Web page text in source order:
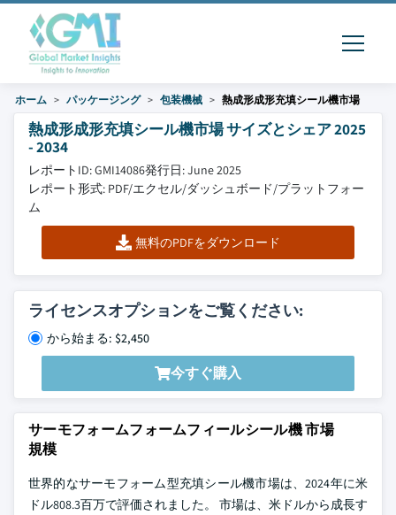
ホーム パッケージング 包装機械 熱成形成形充填シール機市場
熱成形成形充填シール機市場 サイズとシェア 2025
- 2034
レポートID: GMI14086発行日: June 2025
レポート形式: PDF/エクセル/ダッシュボード/プラットフォー
ム
無料のPDFをダウンロード
ライセンスオプションをご覧ください:
から始まる: $2,450
今すぐ購入
サーモフォームフォームフィールシール機 市場
規模
世界的なサーモフォーム型充填シール機市場は、2024年に米
ドル808.3百万で評価されました。 市場は、米ドルから成長す